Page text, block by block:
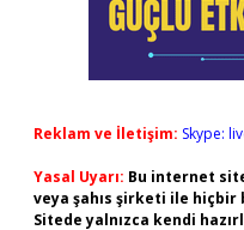
Reklam ve İletişim: Skype:
Yasal Uyarı: Bu internet
veya şahıs şirketi ile hiçbir
Sitede yalnızca kendi